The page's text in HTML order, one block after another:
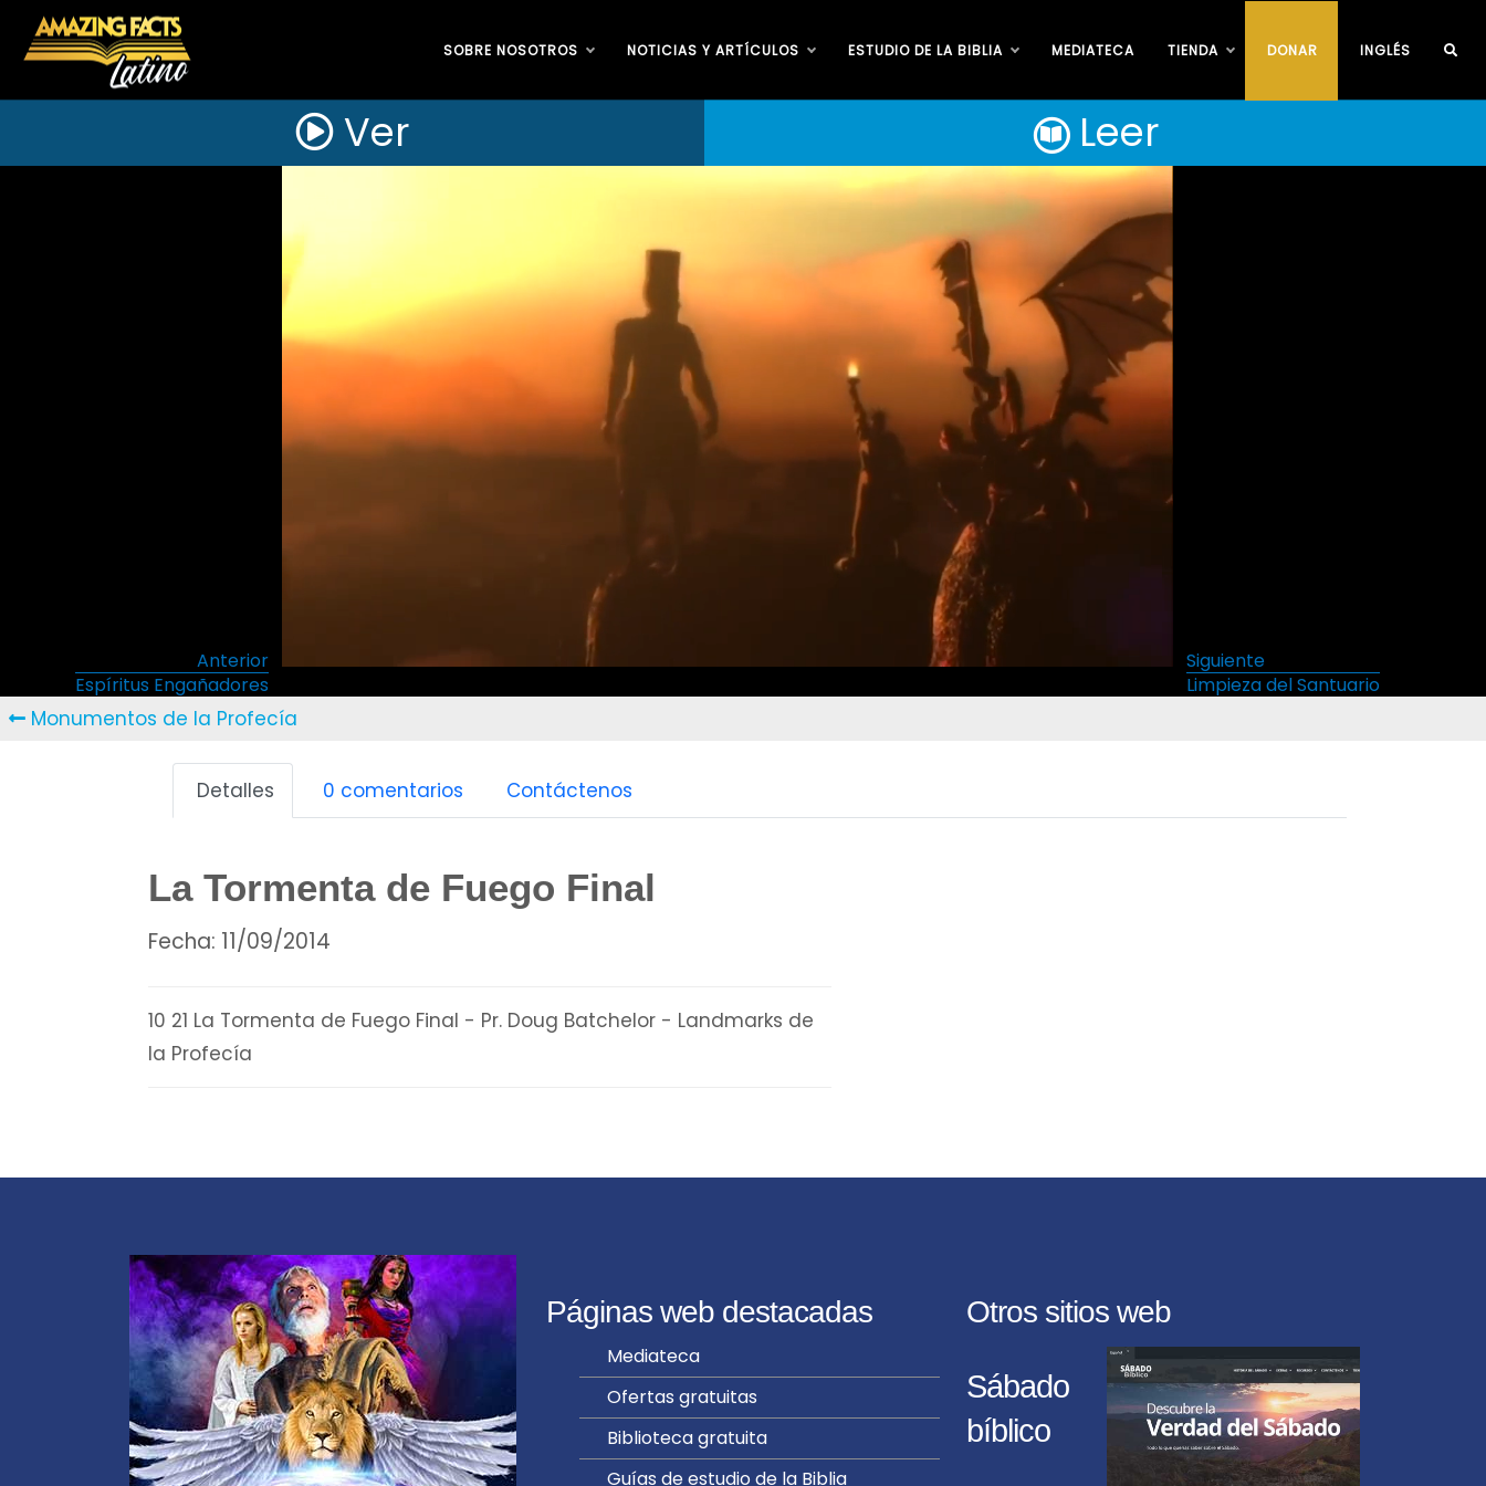
SOBRE NOSOTROS NOTICIAS Y ARTÍCULOS ESTUDIO DE LA BIBLIA MEDIATECA TIENDA DONAR INGLÉS
Ver Leer
Anterior
Espíritus Engañadores
Siguiente
Limpieza del Santuario
Monumentos de la Profecía
Detalles 0 comentarios Contáctenos
La Tormenta de Fuego Final
Fecha: 11/09/2014
10 21 La Tormenta de Fuego Final - Pr. Doug Batchelor - Landmarks de
la Profecía
Páginas web destacadas
Mediateca
Ofertas gratuitas
Biblioteca gratuita
Guías de estudio de la Biblia
Otros sitios web
Sábado
bíblico